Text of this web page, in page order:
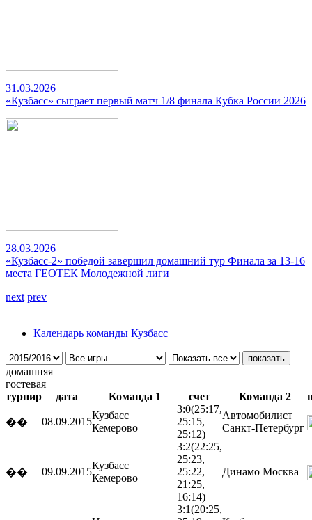
31.03.2026
«Кузбасс» сыграет первый матч 1/8 финала Кубка России 2026
28.03.2026
«Кузбасс-2» победой завершил домашний тур Финала за 13-16
места ГЕОТЕК Молодежной лиги
next prev
Календарь команды Кузбасс
домашняя
гостевая
турнир
дата Команда 1 счет Команда 2
�� 08.09.2015
Кузбасс
Кемерово
3:0(25:17,
25:15,
25:12)
Автомобилист
Санкт-Петербург
�� 09.09.2015
Кузбасс
Кемерово
3:2(22:25,
25:23,
25:22,
21:25,
16:14)
Динамо Москва
3:1(20:25,